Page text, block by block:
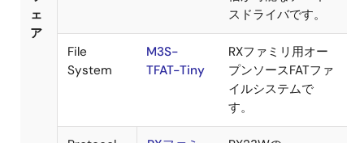
ドライバ
ス シリアル
EEPROM
R1EX25xxxシリー
ズ、HN58X25xxxシ
リーズ用デバイス
ドライバです。